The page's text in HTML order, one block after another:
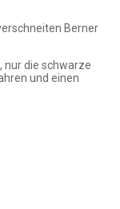
Berner
nur die schwarze
und einen